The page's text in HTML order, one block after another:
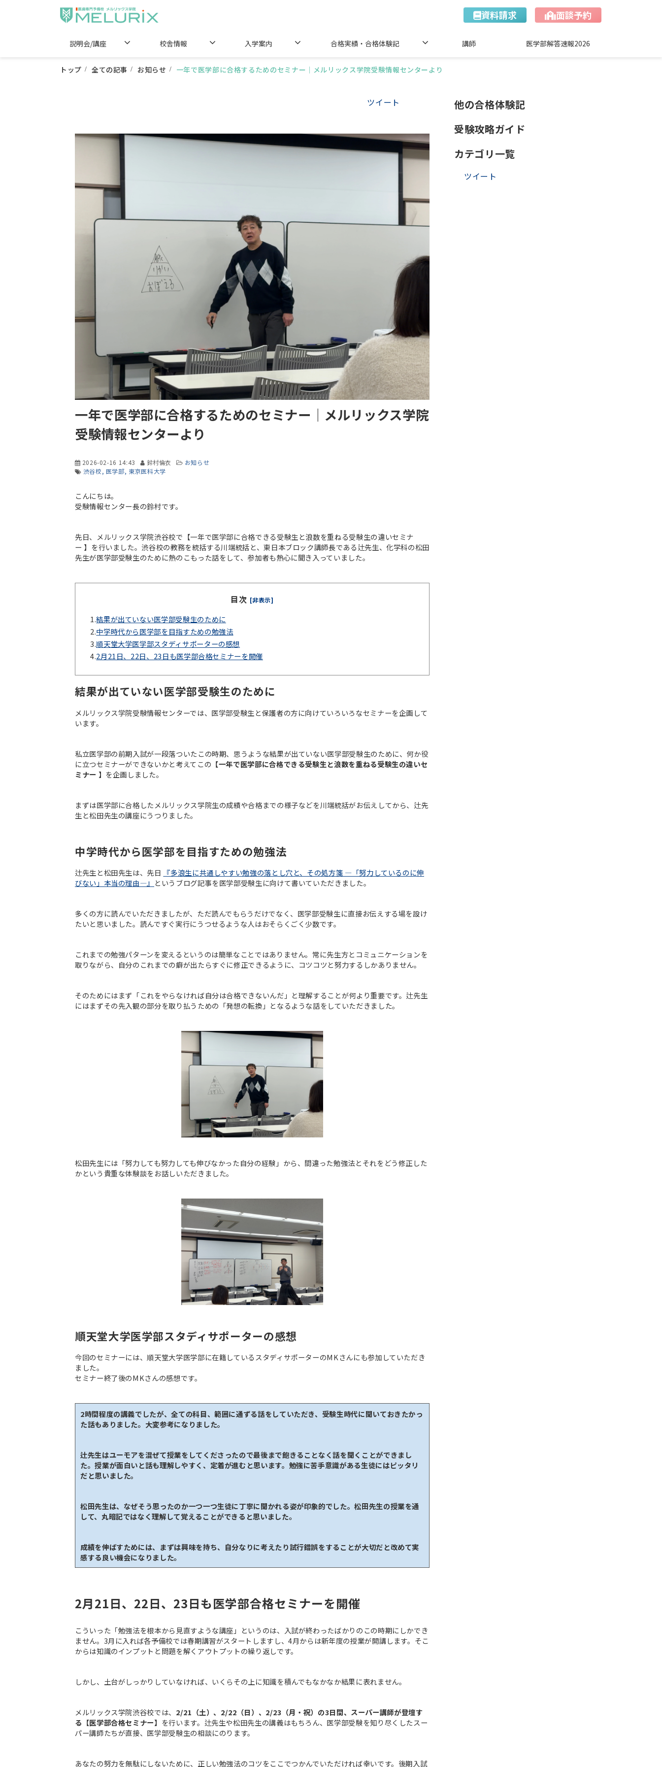
資料請求 面談予約
説明会/講座 校舎情報 入学案内 合格実績・合格体験記 講師 医学部解答速報2026
トップ 全ての記事 お知らせ 一年で医学部に合格するためのセミナー｜メルリックス学院受験情報センターより
ツイート
一年で医学部に合格するためのセミナー｜メルリックス学院
受験情報センターより
2026-02-16 14:43 鈴村倫衣
お知らせ
渋谷校 医学部 東京医科大学
こんにちは。
受験情報センター長の鈴村です。
先日、メルリックス学院渋谷校で【一年で医学部に合格できる受験生と浪数を重ねる受験生の違いセミナ
ー 】を行いました。渋谷校の教務を統括する川端統括と、東日本ブロック講師長である辻先生、化学科の松田
先生が医学部受験生のために熱のこもった話をして、参加者も熱心に聞き入っていました。
目次 [非表示]
1.結果が出ていない医学部受験生のために
2.中学時代から医学部を目指すための勉強法
3.順天堂大学医学部スタディサポーターの感想
4.2月21日、22日、23日も医学部合格セミナーを開催
結果が出ていない医学部受験生のために
メルリックス学院受験情報センターでは、医学部受験生と保護者の方に向けていろいろなセミナーを企画して
います。
私立医学部の前期入試が一段落ついたこの時期、思うような結果が出ていない医学部受験生のために、何か役
に立つセミナーができないかと考えてこの 【一年で医学部に合格できる受験生と浪数を重ねる受験生の違いセ
ミナー 】 を企画しました。
まずは医学部に合格したメルリックス学院生の成績や合格までの様子などを川端統括がお伝えしてから、辻先
生と松田先生の講座にうつりました。
中学時代から医学部を目指すための勉強法
辻先生と松田先生は、先日
『多浪生に共通しやすい勉強の落とし穴と、その処方箋 ―「努力しているのに伸
びない」本当の理由―』 というブログ記事を医学部受験生に向けて書いていただきました。
多くの方に読んでいただきましたが、ただ読んでもらうだけでなく、医学部受験生に直接お伝えする場を設け
たいと思いました。読んですぐ実行にうつせるような人はおそらくごく少数です。
これまでの勉強パターンを変えるというのは簡単なことではありません。常に先生方とコミュニケーションを
取りながら、自分のこれまでの癖が出たらすぐに修正できるように、コツコツと努力するしかありません。
そのためにはまず「これをやらなければ自分は合格できないんだ」と理解することが何より重要です。辻先生
にはまずその先入観の部分を取り払うための「発想の転換」となるような話をしていただきました。
松田先生には「努力しても努力しても伸びなかった自分の経験」から、間違った勉強法とそれをどう修正した
かという貴重な体験談をお話しいただきました。
順天堂大学医学部スタディサポーターの感想
今回のセミナーには、順天堂大学医学部に在籍しているスタディサポーターのMKさんにも参加していただき
ました。
セミナー終了後のMKさんの感想です。
2時間程度の講義でしたが、全ての科目、範囲に通ずる話をしていただき、受験生時代に聞いておきたかっ
た話もありました。大変参考になりました。
辻先生はユーモアを混ぜて授業をしてくださったので最後まで飽きることなく話を聞くことができまし
た。授業が面白いと話も理解しやすく、定着が進むと思います。勉強に苦手意識がある生徒にはピッタリ
だと思いました。
松田先生は、なぜそう思ったのか一つ一つ生徒に丁寧に聞かれる姿が印象的でした。松田先生の授業を通
して、丸暗記ではなく理解して覚えることができると思いました。
成績を伸ばすためには、まずは興味を持ち、自分なりに考えたり試行錯誤をすることが大切だと改めて実
感する良い機会になりました。
2月21日、22日、23日も医学部合格セミナーを開催
こういった「勉強法を根本から見直すような講座」というのは、入試が終わったばかりのこの時期にしかでき
ません。3月に入れば各予備校では春期講習がスタートしますし、4月からは新年度の授業が開講します。そこ
からは知識のインプットと問題を解くアウトプットの繰り返しです。
しかし、土台がしっかりしていなければ、いくらその上に知識を積んでもなかなか結果に表れません。
メルリックス学院渋谷校では、 2/21（土）、2/22（日）、2/23（月・祝）の3日間、スーパー講師が登壇す
る【医学部合格セミナー】 を行います。辻先生や松田先生の講義はもちろん、医学部受験を知り尽くしたスー
パー講師たちが直接、医学部受験生の相談にのります。
あなたの努力を無駄にしないために、正しい勉強法のコツをここでつかんでいただければ幸いです。後期入試
他の合格体験記
受験攻略ガイド
カテゴリ一覧
ツイート